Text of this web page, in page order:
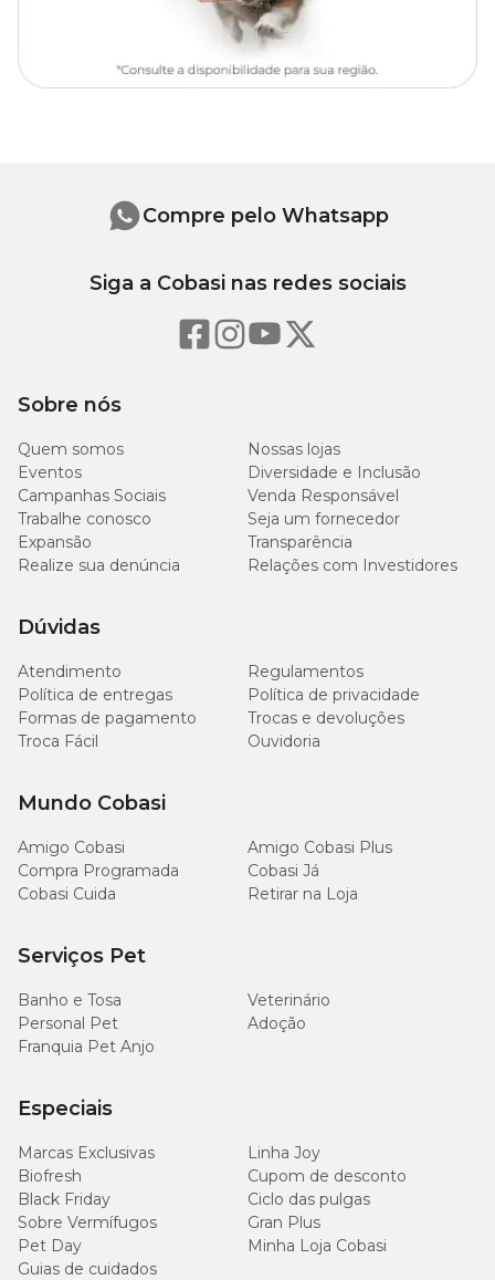
Sobre nós
Quem somos
Nossas lojas
Eventos
Diversidade e Inclusão
Campanhas Sociais
Venda Responsável
Trabalhe conosco
Seja um fornecedor
Expansão
Transparência
Realize sua denúncia
Relações com Investidores
Dúvidas
Atendimento
Regulamentos
Política de entregas
Política de privacidade
Formas de pagamento
Trocas e devoluções
Troca Fácil
Ouvidoria
Mundo Cobasi
Amigo Cobasi
Amigo Cobasi Plus
Compra Programada
Cobasi Já
Cobasi Cuida
Retirar na Loja
Serviços Pet
Banho e Tosa
Veterinário
Personal Pet
Adoção
Franquia Pet Anjo
Especiais
Marcas Exclusivas
Linha Joy
Biofresh
Cupom de desconto
Black Friday
Ciclo das pulgas
Sobre Vermífugos
Gran Plus
Pet Day
Minha Loja Cobasi
Guias de cuidados
Compre pelo Whatsapp
Siga a Cobasi nas redes sociais